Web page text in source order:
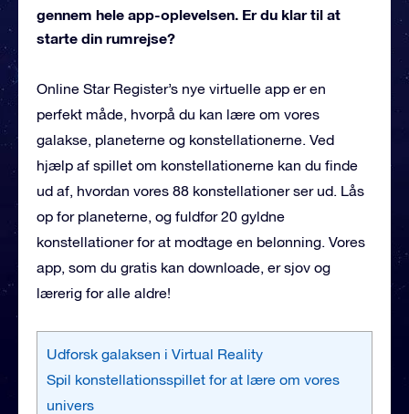
gennem hele app-oplevelsen. Er du klar til at
starte din rumrejse?
Online Star Register’s nye virtuelle app er en
perfekt måde, hvorpå du kan lære om vores
galakse, planeterne og konstellationerne. Ved
hjælp af spillet om konstellationerne kan du finde
ud af, hvordan vores 88 konstellationer ser ud. Lås
op for planeterne, og fuldfør 20 gyldne
konstellationer for at modtage en belønning. Vores
app, som du gratis kan downloade, er sjov og
lærerig for alle aldre!
Udforsk galaksen i Virtual Reality
Spil konstellationsspillet for at lære om vores
univers